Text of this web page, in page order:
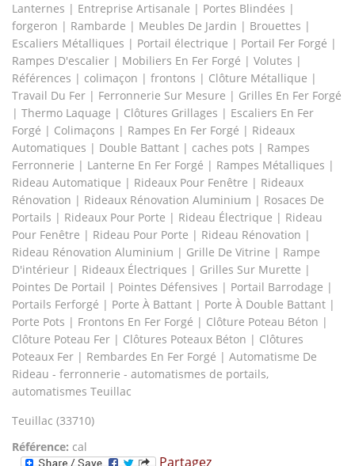
Lanternes | Entreprise Artisanale | Portes Blindées |
forgeron | Rambarde | Meubles De Jardin | Brouettes |
Escaliers Métalliques | Portail électrique | Portail Fer Forgé |
Rampes D'escalier | Mobiliers En Fer Forgé | Volutes |
Références | colimaçon | frontons | Clôture Métallique |
Travail Du Fer | Ferronnerie Sur Mesure | Grilles En Fer Forgé
| Thermo Laquage | Clôtures Grillages | Escaliers En Fer
Forgé | Colimaçons | Rampes En Fer Forgé | Rideaux
Automatiques | Double Battant | caches pots | Rampes
Ferronnerie | Lanterne En Fer Forgé | Rampes Métalliques |
Rideau Automatique | Rideaux Pour Fenêtre | Rideaux
Rénovation | Rideaux Rénovation Aluminium | Rosaces De
Portails | Rideaux Pour Porte | Rideau Électrique | Rideau
Pour Fenêtre | Rideau Pour Porte | Rideau Rénovation |
Rideau Rénovation Aluminium | Grille De Vitrine | Rampe
D'intérieur | Rideaux Électriques | Grilles Sur Murette |
Pointes De Portail | Pointes Défensives | Portail Barrodage |
Portails Ferforgé | Porte À Battant | Porte À Double Battant |
Porte Pots | Frontons En Fer Forgé | Clôture Poteau Béton |
Clôture Poteau Fer | Clôtures Poteaux Béton | Clôtures
Poteaux Fer | Rembardes En Fer Forgé | Automatisme De
Rideau - ferronnerie - automatismes de portails,
automatismes Teuillac
Teuillac (33710)
Référence: cal
Partagez